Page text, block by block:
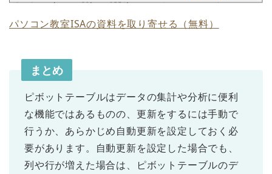
パソコン教室ISAの資料を取り寄せる（無料）
まとめ
ピボットテーブルはデータの集計や分析に便利
な機能ではあるものの、更新をするには手動で
行うか、あらかじめ自動更新を設定しておく必
要があります。自動更新を設定した場合でも、
列や行が増えた場合は、ピボットテーブルのデ